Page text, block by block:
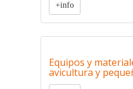
+info
Equipos y
avicultura y